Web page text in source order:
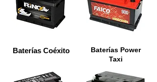
Baterías Coéxito
Baterías Power
Taxi